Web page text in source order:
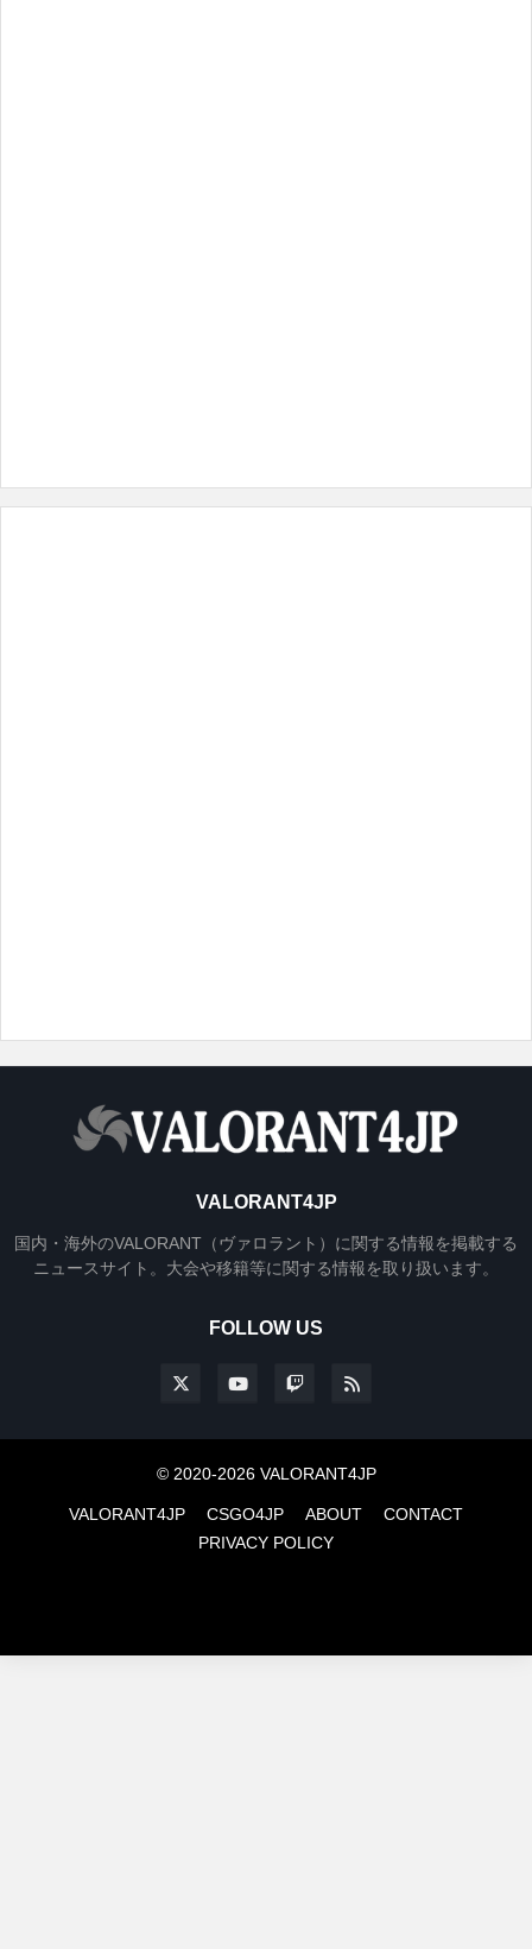
VALORANT4JP
国内・海外のVALORANT（ヴァロラント）に関する情報を掲載する
ニュースサイト。大会や移籍等に関する情報を取り扱います。
FOLLOW US
© 2020-2026 VALORANT4JP
VALORANT4JP CSGO4JP ABOUT
CONTACT
PRIVACY POLICY